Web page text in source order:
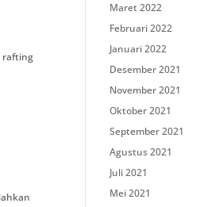
rafting
Maret 2022
Februari 2022
Januari 2022
Desember 2021
November 2021
Oktober 2021
September 2021
Agustus 2021
Juli 2021
Mei 2021